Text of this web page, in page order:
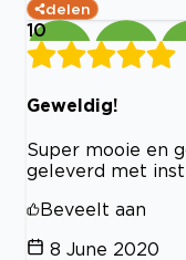
delen
10
Geweldig!
Super mooie en
geleverd met
Beveelt aan
8 June 2020